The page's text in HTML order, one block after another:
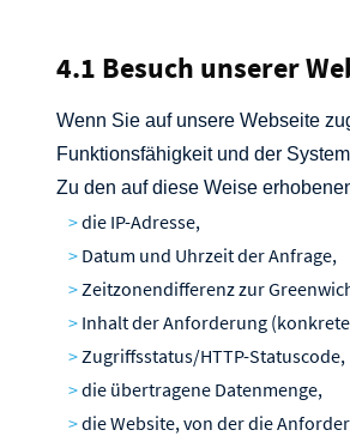
4.1 Besuch unserer
Wenn Sie auf unsere Webseite
Funktionsfähigkeit und der
Zu den auf diese Weise
die IP-Adresse,
Datum und Uhrzeit der Anfrage,
Zeitzonendifferenz zur
Inhalt der Anforderung
Zugriffsstatus/HTTP-Statuscode,
die übertragene Datenmenge,
die Website, von der die